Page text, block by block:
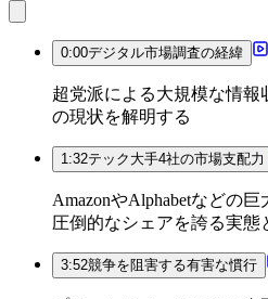
0:00デジタル市場調査の経緯
超党派による大規模な情
の現状を解明する
1:32テック大手4社の市場支配力
AmazonやAlphabetなどの
圧倒的なシェアを誇る実態
3:52競争を阻害する有害な慣行